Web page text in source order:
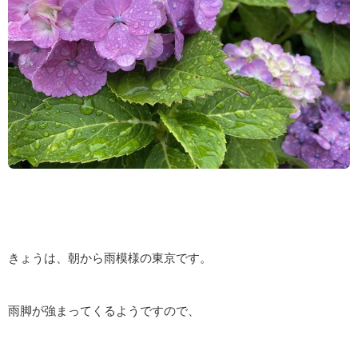
きょうは、朝から雨模様の東京です。
雨脚が強まってくるようですので、